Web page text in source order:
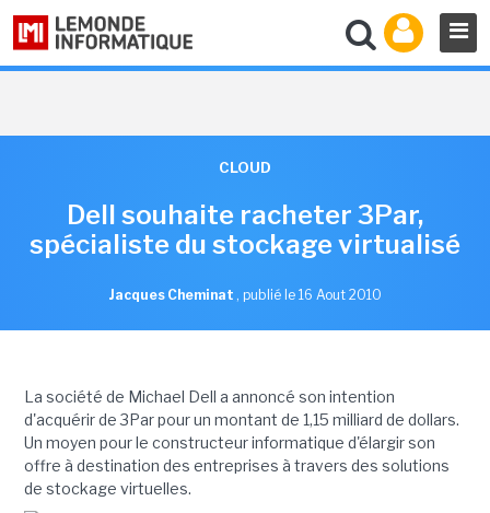
CLOUD
Dell souhaite racheter 3Par,
spécialiste du stockage virtualisé
Jacques Cheminat , publié le 16 Aout 2010
La société de Michael Dell a annoncé son intention
d'acquérir de 3Par pour un montant de 1,15 milliard de dollars.
Un moyen pour le constructeur informatique d'élargir son
offre à destination des entreprises à travers des solutions
de stockage virtuelles.